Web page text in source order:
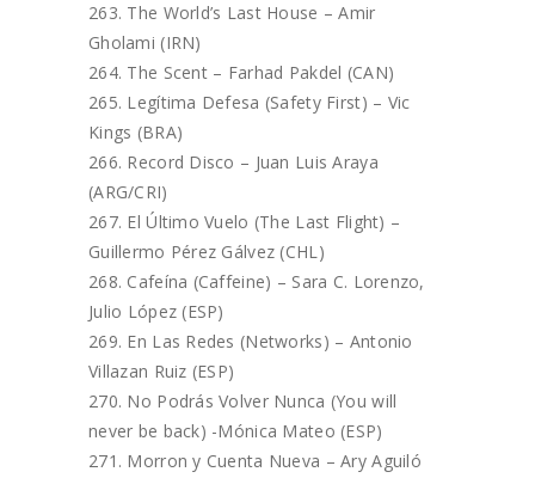
The World’s Last House – Amir
Gholami (IRN)
The Scent – Farhad Pakdel (CAN)
Legítima Defesa (Safety First) – Vic
Kings (BRA)
Record Disco – Juan Luis Araya
(ARG/CRI)
El Último Vuelo (The Last Flight) –
Guillermo Pérez Gálvez (CHL)
Cafeína (Caffeine) – Sara C. Lorenzo,
Julio López (ESP)
En Las Redes (Networks) – Antonio
Villazan Ruiz (ESP)
No Podrás Volver Nunca (You will
never be back) -Mónica Mateo (ESP)
Morron y Cuenta Nueva – Ary Aguiló